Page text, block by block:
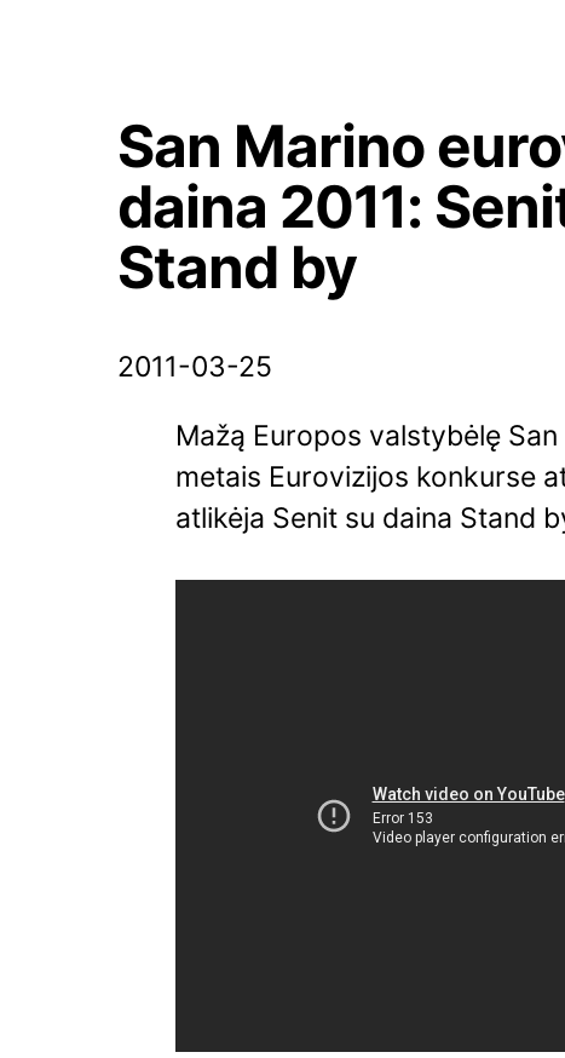
San Marino
daina 2011:
Stand by
2011-03-25
Mažą Europos valstybėlę
metais Eurovizijos konkurse
atlikėja Senit su daina Stand